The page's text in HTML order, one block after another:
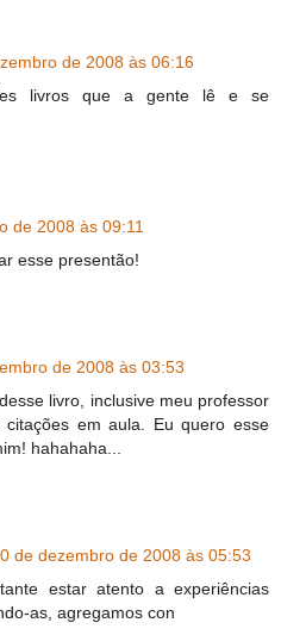
de 2008 às 06:16
livros que a gente lê e se
de 2008 às 09:11
esse presentão!
de 2008 às 03:53
livro, inclusive meu professor
em aula. Eu quero esse
hahahaha...
de dezembro de 2008 às 05:53
estar atento a experiências
as, agregamos con